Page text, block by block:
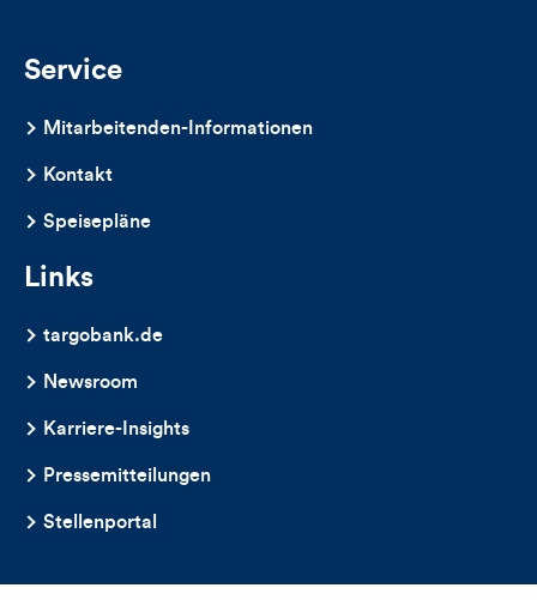
Service
Mitarbeitenden-Informationen
Kontakt
Speisepläne
Links
targobank.de
Newsroom
Karriere-Insights
Pressemitteilungen
Stellenportal